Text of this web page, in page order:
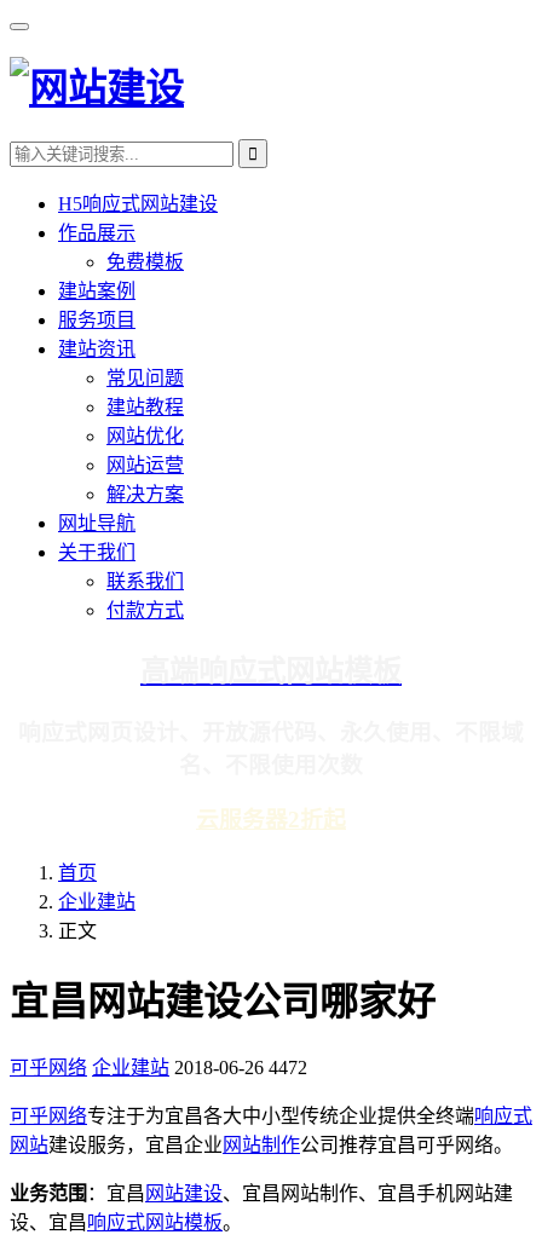
H5响应式网站建设
作品展示
免费模板
建站案例
服务项目
建站资讯
常见问题
建站教程
网站优化
网站运营
解决方案
网址导航
关于我们
联系我们
付款方式
云服务器2折起
首页
企业建站
正文
宜昌网站建设公司哪家好
可乎网络 企业建站 2018-06-26 4472
可乎网络专注于为宜昌各大中小型传统企业提供全终端响应式
网站建设服务，宜昌企业 网站制作公司推荐宜昌可乎网络。
业务范围 ：宜昌 网站建设、宜昌网站制作、宜昌手机网站建
设、宜昌响应式网站模板。